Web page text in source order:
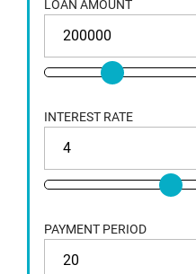
LOAN AMOUNT
INTEREST RATE
PAYMENT PERIOD